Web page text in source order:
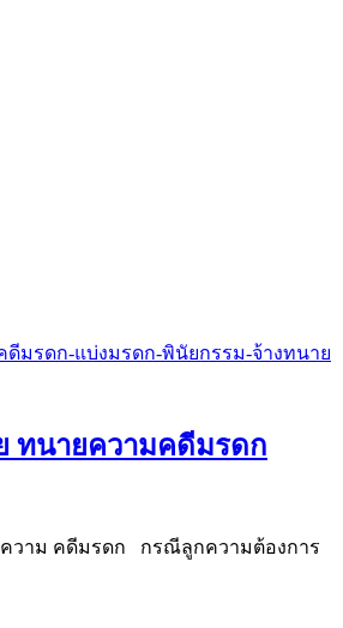
ทนายความคดีมรดก
วาม คดีมรดก กรณีลูกความต้องการ